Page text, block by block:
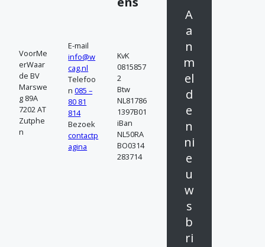
c
t
o
p
VoorMe
erWaar
de BV
Marswe
g 89A
7202 AT
Zutphe
n
E-mail
info@w
cag.nl
Telefoo
n085 –
80 81
814
Bezoek
contactp
agina
KvK
0815857
2
Btw
NL81786
1397B01
iBan
NL50RA
BO0314
283714
A
a
n
m
el
d
e
n
ni
e
u
w
s
b
ri